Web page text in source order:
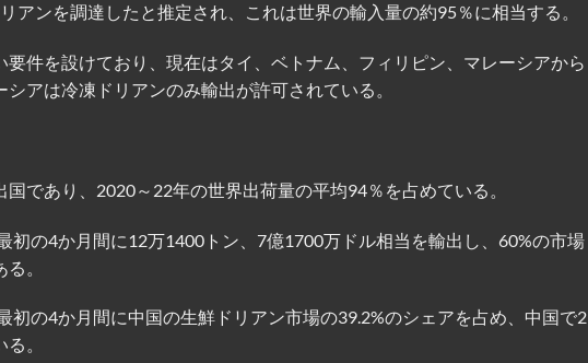
アンを調達したと推定され、これは世界の輸入量の約95％に相当する。
件を設けており、現在はタイ、ベトナム、フィリピン、マレーシアから
アは冷凍ドリアンのみ輸出が許可されている。
であり、2020～22年の世界出荷量の平均94％を占めている。
初の4か月間に12万1400トン、7億1700万ドル相当を輸出し、60%の市場
。
初の4か月間に中国の生鮮ドリアン市場の39.2%のシェアを占め、中国で2
。